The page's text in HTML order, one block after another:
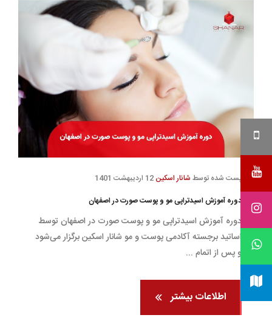
پست شده توسط شانار اسکین
دوره آموزش اسیدتراپی مو و پوست صورت در اصفهان
دوره آموزش اسیدتراپی مو و پوست صورت در اصفهان توسط
اساتید برجسته آکادمی پوست و مو شانار اسکین برگزار می‌شود
و پس از اتمام ...
اطلاعات بیشتر